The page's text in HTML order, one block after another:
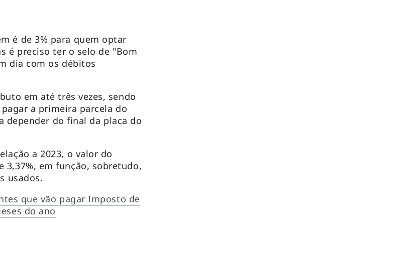
é de 3% para quem optar
é preciso ter o selo de "Bom
dia com os débitos
em até três vezes, sendo
a primeira parcela do
depender do final da placa do
a 2023, o valor do
3,37%, em função, sobretudo,
usados.
que vão pagar Imposto de
do ano